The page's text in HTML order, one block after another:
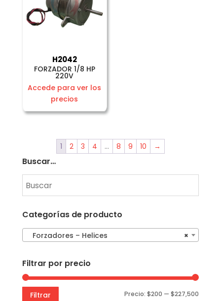
H2042
FORZADOR 1/8 HP
220V
Accede para ver los
precios
1 2 3 4 … 8 9 10 →
Buscar…
Categorías de producto
×
Forzadores – Helices
Filtrar por precio
Filtrar Precio:$200 —$227,500